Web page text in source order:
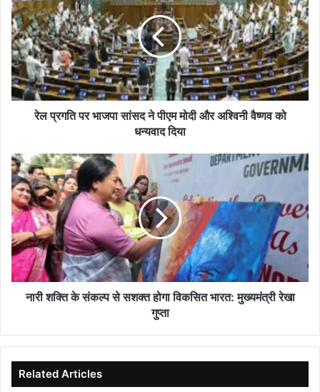
पर
भाजपा
सांसद
ने
पीएम
मोदी
और
अश्विनी
धन्यवाद
दिया
रेल प्रगति पर भाजपा सांसद ने पीएम मोदी और अश्विनी वैष्णव को
धन्यवाद दिया
नारी
शक्ति
के
संकल्प
से
सशक्त
होगा
विकसित
भारत:
मुख्यमंत्री
नारी शक्ति के संकल्प से सशक्त होगा विकसित भारत: मुख्यमंत्री रेखा
गुप्ता
Related Articles